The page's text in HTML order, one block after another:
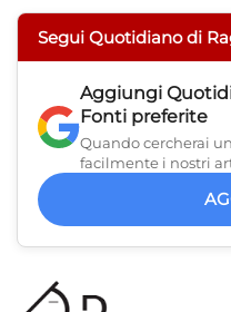
Segui Quotidiano di
Aggiungi
Fonti preferite
Quando cercherai
facilmente i nostri